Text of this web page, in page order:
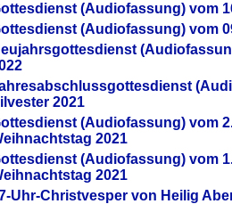
(Audiofassung) vom
(Audiofassung) vom
2021
(Audiofassung) vom
2021
(Audiofassung) vom
2021
Uhr-Christvesper von Heilig